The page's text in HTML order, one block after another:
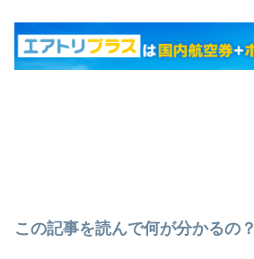
この記事を読んで何が分かるの？